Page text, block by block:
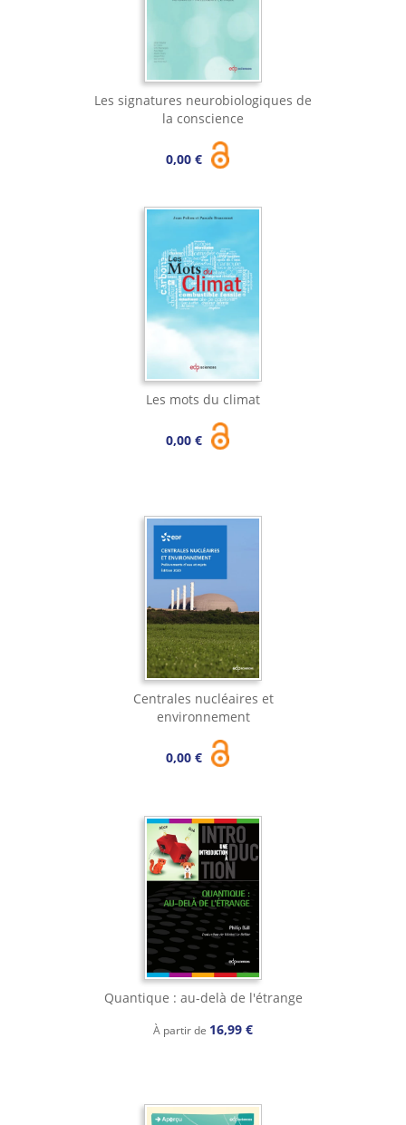
Les signatures neurobiologiques de
la conscience
0,00 €
Les mots du climat
0,00 €
Centrales nucléaires et
environnement
0,00 €
Quantique : au-delà de l'étrange
À partir de 16,99 €